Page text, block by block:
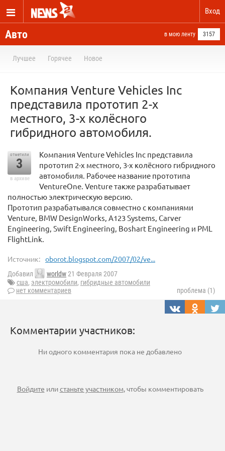
Вход
Авто в мою ленту 3157
Лучшее Горячее Новое
Компания Venture Vehicles Inc
представила прототип 2-х
местного, 3-х колёсного
гибридного автомобиля.
отметили
3
в архиве
Компания Venture Vehicles Inc представила
прототип 2-х местного, 3-х колёсного гибридного
автомобиля. Рабочее название прототипа
VentureOne. Venture также разрабатывает
полностью электрическую версию.
Прототип разрабатывался совместно с компаниями
Venture, BMW DesignWorks, A123 Systems, Carver
Engineering, Swift Engineering, Boshart Engineering и PML
FlightLink.
Источник: oborot.blogspot.com/2007/02/ve...
Добавил worldw21 Февраля 2007
сша, электромобили, гибридные автомобили
нет комментариев
проблема (1)
Комментарии участников:
Ни одного комментария пока не добавлено
Войдите илистаньте участником, чтобы комментировать